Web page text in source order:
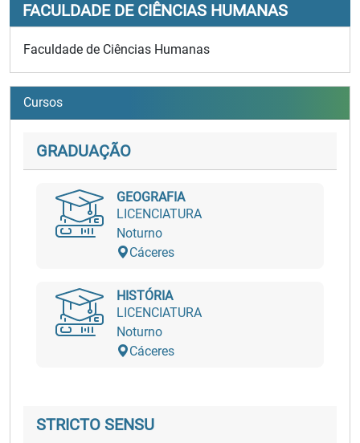
FACULDADE DE CIÊNCIAS HUMANAS
Faculdade de Ciências Humanas
Cursos
GRADUAÇÃO
GEOGRAFIA
LICENCIATURA
Noturno
Cáceres
HISTÓRIA
LICENCIATURA
Noturno
Cáceres
STRICTO SENSU